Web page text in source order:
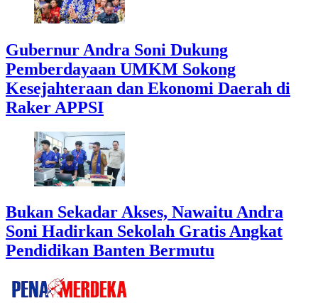
Gubernur Andra Soni Dukung
Pemberdayaan UMKM Sokong
Kesejahteraan dan Ekonomi Daerah di
Raker APPSI
Bukan Sekadar Akses, Nawaitu Andra
Soni Hadirkan Sekolah Gratis Angkat
Pendidikan Banten Bermutu